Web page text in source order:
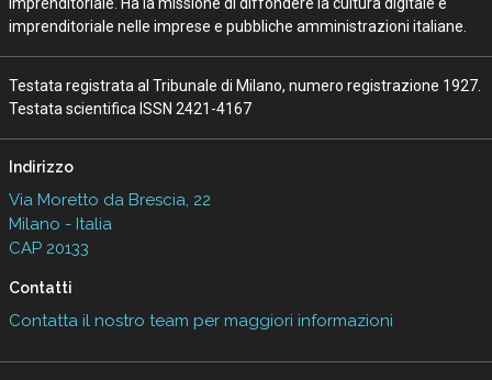
imprenditoriale nelle imprese e pubbliche amministrazioni italiane.
Testata registrata al Tribunale di Milano, numero registrazione 1927.
Testata scientifica ISSN 2421-4167
Indirizzo
Via Moretto da Brescia, 22
Milano - Italia
CAP 20133
Contatti
Contatta il nostro team per maggiori informazioni